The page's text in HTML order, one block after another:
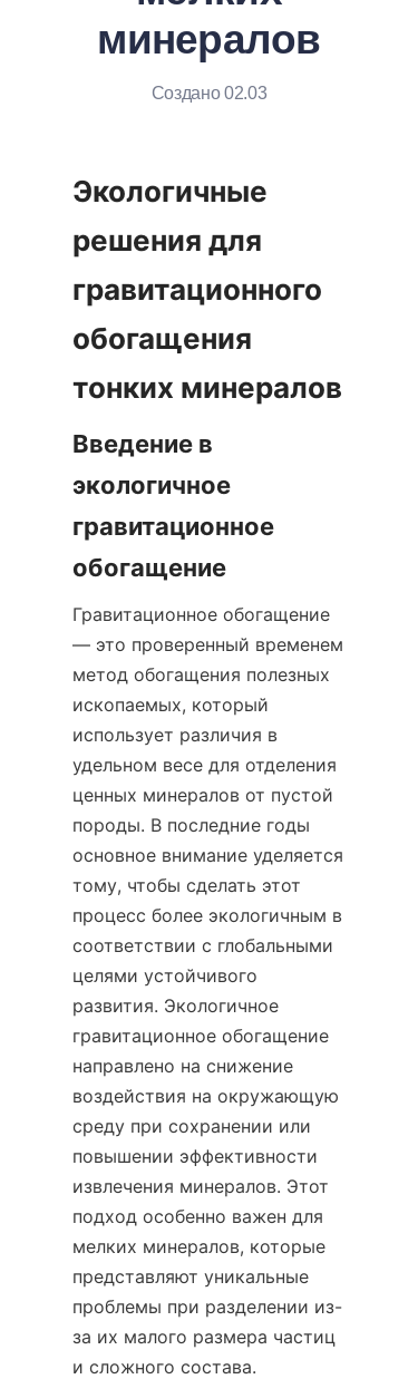
минералов
Создано 02.03
Экологичные
решения для
гравитационного
обогащения
Введение в
экологичное
гравитационное
Гравитационное обогащение
— это проверенный временем
метод обогащения полезных
ископаемых, который
использует различия в
удельном весе для отделения
ценных минералов от пустой
породы. В последние годы
основное внимание уделяется
тому, чтобы сделать этот
процесс более экологичным в
соответствии с глобальными
целями устойчивого
развития. Экологичное
гравитационное обогащение
направлено на снижение
воздействия на окружающую
среду при сохранении или
повышении эффективности
извлечения минералов. Этот
подход особенно важен для
мелких минералов, которые
представляют уникальные
проблемы при разделении из-
за их малого размера частиц
и сложного состава.